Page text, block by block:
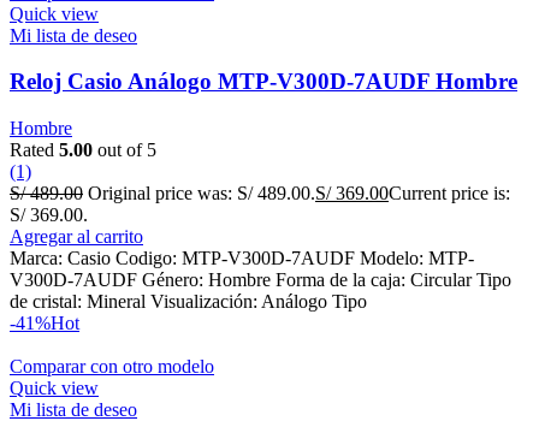
Quick view
Mi lista de deseo
Reloj Casio Análogo MTP-V300D-7AUDF Hombre
Hombre
Rated 5.00 out of 5
(1)
S/489.00 Original price was: S/ 489.00.S/369.00Current price is:
S/ 369.00.
Agregar al carrito
Marca: Casio Codigo: MTP-V300D-7AUDF Modelo: MTP-
V300D-7AUDF Género: Hombre Forma de la caja: Circular Tipo
de cristal: Mineral Visualización: Análogo Tipo
-41%Hot
Comparar con otro modelo
Quick view
Mi lista de deseo